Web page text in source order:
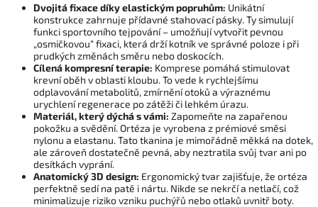
Dvojitá fixace díky elastickým popruhům: Unikátní
konstrukce zahrnuje přídavné stahovací pásky. Ty simulují
funkci sportovního tejpování – umožňují vytvořit pevnou
„osmičkovou“ fixaci, která drží kotník ve správné poloze i při
prudkých změnách směru nebo doskocích.
Cílená kompresní terapie: Komprese pomáhá stimulovat
krevní oběh v oblasti kloubu. To vede k rychlejšímu
odplavování metabolitů, zmírnění otoků a výraznému
urychlení regenerace po zátěži či lehkém úrazu.
Materiál, který dýchá s vámi: Zapomeňte na zapařenou
pokožku a svědění. Ortéza je vyrobena z prémiové směsi
nylonu a elastanu. Tato tkanina je mimořádně měkká na dotek,
ale zároveň dostatečně pevná, aby neztratila svůj tvar ani po
desítkách vyprání.
Anatomický 3D design: Ergonomický tvar zajišťuje, že ortéza
perfektně sedí na patě i nártu. Nikde se nekrčí a netlačí, což
minimalizuje riziko vzniku puchýřů nebo otlaků uvnitř boty.